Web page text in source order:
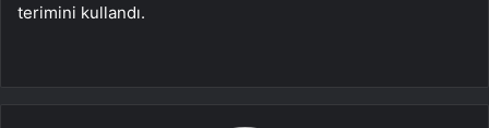
terimini kullandı.